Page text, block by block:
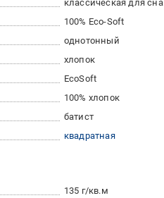
классическая для сна
100% Eco-Soft
однотонный
хлопок
EcoSoft
100% хлопок
батист
квадратная
135 г/кв.м